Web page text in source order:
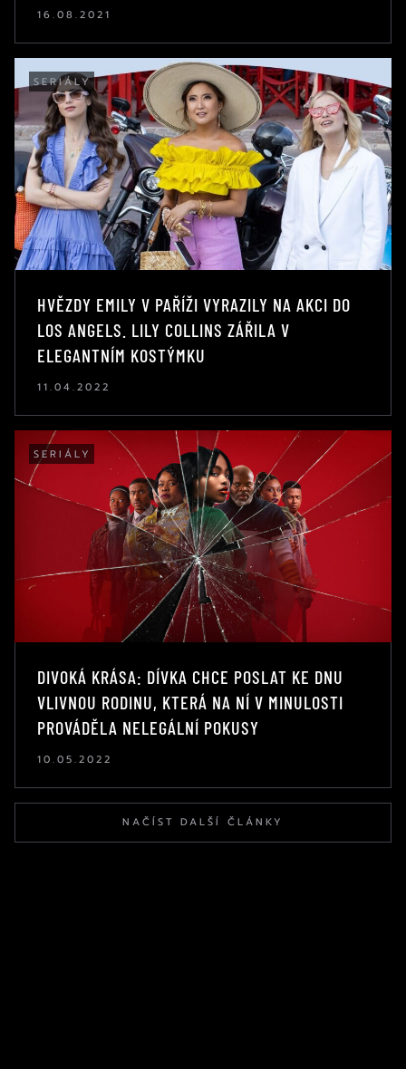
16.08.2021
SERIÁLY
HVĚZDY EMILY V PAŘÍŽI VYRAZILY NA AKCI DO
LOS ANGELS. LILY COLLINS ZÁŘILA V
ELEGANTNÍM KOSTÝMKU
11.04.2022
SERIÁLY
DIVOKÁ KRÁSA: DÍVKA CHCE POSLAT KE DNU
VLIVNOU RODINU, KTERÁ NA NÍ V MINULOSTI
PROVÁDĚLA NELEGÁLNÍ POKUSY
10.05.2022
NAČÍST DALŠÍ ČLÁNKY